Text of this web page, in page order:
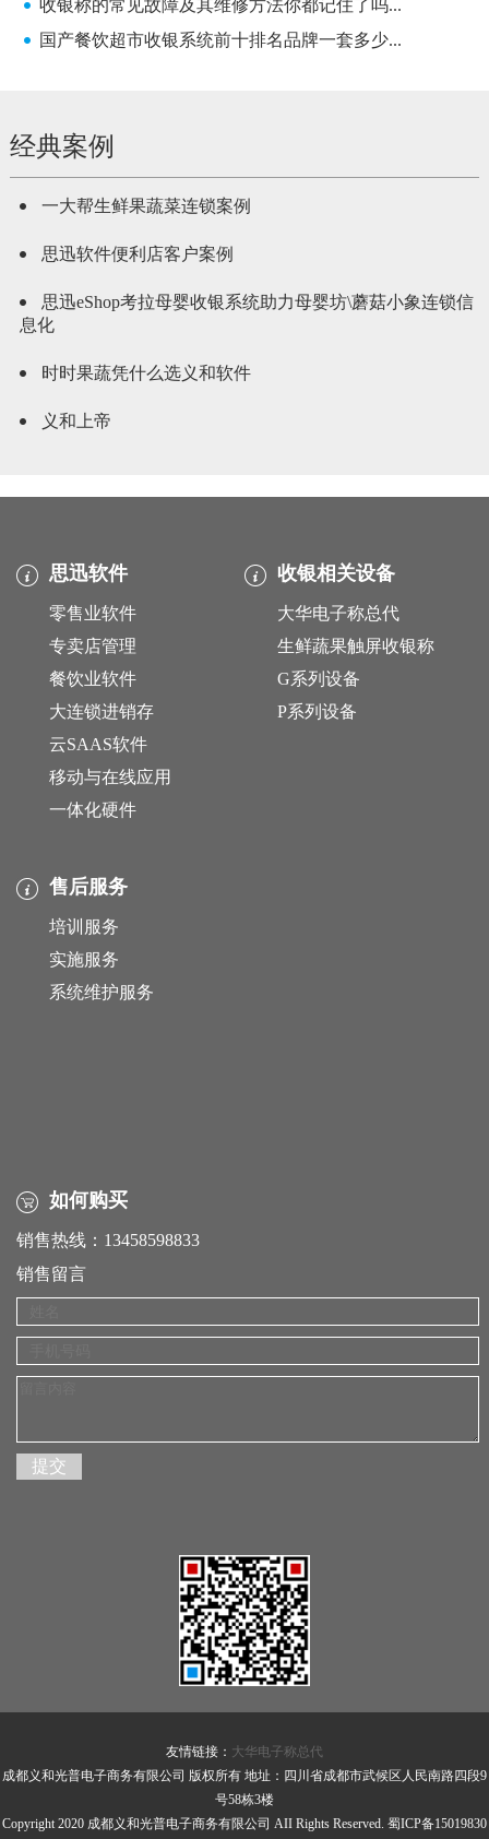
收银称的常见故障及其维修方法你都记住了吗...
国产餐饮超市收银系统前十排名品牌一套多少...
经典案例
一大帮生鲜果蔬菜连锁案例
思迅软件便利店客户案例
思迅eShop考拉母婴收银系统助力母婴坊\蘑菇小象连锁信
息化
时时果蔬凭什么选义和软件
义和上帝
思迅软件
零售业软件
专卖店管理
餐饮业软件
大连锁进销存
云SAAS软件
移动与在线应用
一体化硬件
收银相关设备
大华电子称总代
生鲜蔬果触屏收银称
G系列设备
P系列设备
售后服务
培训服务
实施服务
系统维护服务
如何购买
销售热线：13458598833
销售留言
友情链接： 大华电子称总代
成都义和光普电子商务有限公司 版权所有 地址：四川省成都市武候区人民南路四段9
号58栋3楼
Copyright 2020 成都义和光普电子商务有限公司 AII Rights Reserved. 蜀ICP备15019830